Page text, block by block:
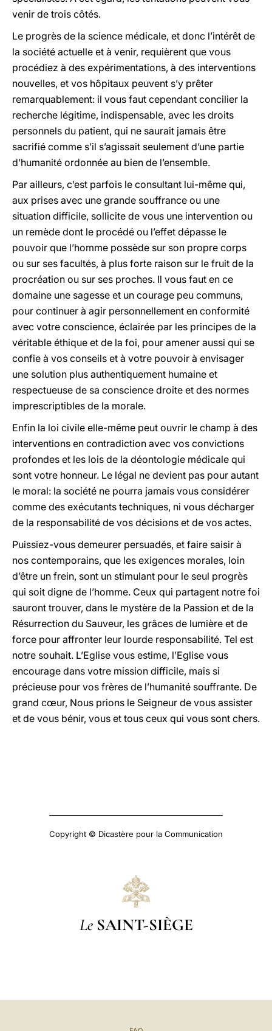
venir de trois côtés.
Le progrès de la science médicale, et donc l’intérêt de
la société actuelle et à venir, requièrent que vous
procédiez à des expérimentations, à des interventions
nouvelles, et vos hôpitaux peuvent s’y prêter
remarquablement: il vous faut cependant concilier la
recherche légitime, indispensable, avec les droits
personnels du patient, qui ne saurait jamais être
sacrifié comme s’il s’agissait seulement d’une partie
d’humanité ordonnée au bien de l’ensemble.
Par ailleurs, c’est parfois le consultant lui-même qui,
aux prises avec une grande souffrance ou une
situation difficile, sollicite de vous une intervention ou
un remède dont le procédé ou l’effet dépasse le
pouvoir que l’homme possède sur son propre corps
ou sur ses facultés, à plus forte raison sur le fruit de la
procréation ou sur ses proches. Il vous faut en ce
domaine une sagesse et un courage peu communs,
pour continuer à agir personnellement en conformité
avec votre conscience, éclairée par les principes de la
véritable éthique et de la foi, pour amener aussi qui se
confie à vos conseils et à votre pouvoir à envisager
une solution plus authentiquement humaine et
respectueuse de sa conscience droite et des normes
imprescriptibles de la morale.
Enfin la loi civile elle-même peut ouvrir le champ à des
interventions en contradiction avec vos convictions
profondes et les lois de la déontologie médicale qui
sont votre honneur. Le légal ne devient pas pour autant
le moral: la société ne pourra jamais vous considérer
comme des exécutants techniques, ni vous décharger
de la responsabilité de vos décisions et de vos actes.
Puissiez-vous demeurer persuadés, et faire saisir à
nos contemporains, que les exigences morales, loin
d’être un frein, sont un stimulant pour le seul progrès
qui soit digne de l’homme. Ceux qui partagent notre foi
sauront trouver, dans le mystère de la Passion et de la
Résurrection du Sauveur, les grâces de lumière et de
force pour affronter leur lourde responsabilité. Tel est
notre souhait. L’Eglise vous estime, l’Eglise vous
encourage dans votre mission difficile, mais si
précieuse pour vos frères de l’humanité souffrante. De
grand cœur, Nous prions le Seigneur de vous assister
et de vous bénir, vous et tous ceux qui vous sont chers.
Copyright © Dicastère pour la Communication
Le SAINT-SIÈGE